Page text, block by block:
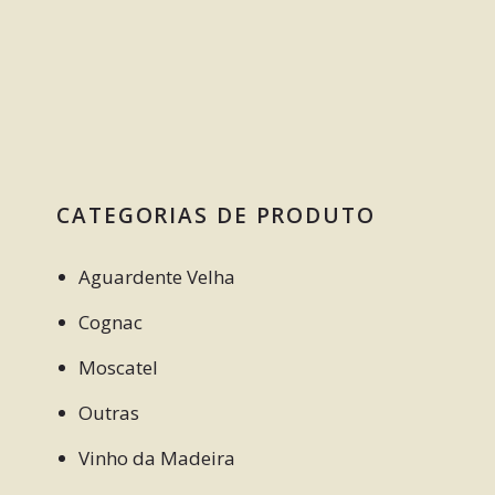
CATEGORIAS DE PRODUTO
Aguardente Velha
Cognac
Moscatel
Outras
Vinho da Madeira